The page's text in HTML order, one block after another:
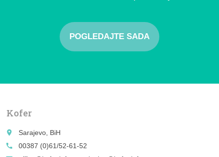
POGLEDAJTE SADA
Kofer
place
Sarajevo, BiH
call
00387 (0)61/52-61-52